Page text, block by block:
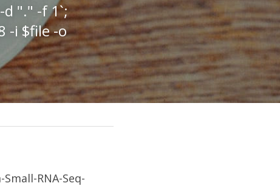
"." -f 1`;
-i $file -o
RNA-Seq-